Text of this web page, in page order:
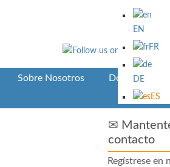
EN
FR
DE
ES
Sobre Nosotros Downloads
✉
contacto
Regístrese en